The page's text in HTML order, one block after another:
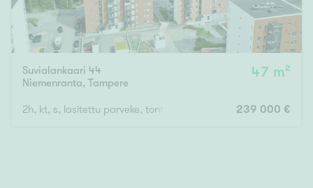
Suvialankaari 44
Niemenranta, Tampere
47 m²
2h, kt, s, lasitettu parveke, tonttiosuus lunastettu239 000 €